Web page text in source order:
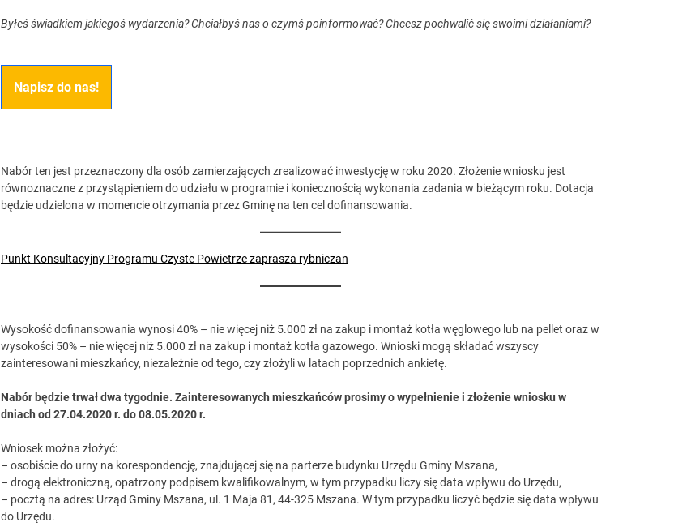
Byłeś świadkiem jakiegoś wydarzenia? Chciałbyś nas o czymś poinformować? Chcesz pochwalić się swoimi działaniami?
Napisz do nas!
Nabór ten jest przeznaczony dla osób zamierzających zrealizować inwestycję w roku 2020. Złożenie wniosku jest
równoznaczne z przystąpieniem do udziału w programie i koniecznością wykonania zadania w bieżącym roku. Dotacja
będzie udzielona w momencie otrzymania przez Gminę na ten cel dofinansowania.
Punkt Konsultacyjny Programu Czyste Powietrze zaprasza rybniczan
Wysokość dofinansowania wynosi 40% – nie więcej niż 5.000 zł na zakup i montaż kotła węglowego lub na pellet oraz w
wysokości 50% – nie więcej niż 5.000 zł na zakup i montaż kotła gazowego. Wnioski mogą składać wszyscy
zainteresowani mieszkańcy, niezależnie od tego, czy złożyli w latach poprzednich ankietę.
Nabór będzie trwał dwa tygodnie. Zainteresowanych mieszkańców prosimy o wypełnienie i złożenie wniosku w
dniach od 27.04.2020 r. do 08.05.2020 r.
Wniosek można złożyć:
– osobiście do urny na korespondencję, znajdującej się na parterze budynku Urzędu Gminy Mszana,
– drogą elektroniczną, opatrzony podpisem kwalifikowalnym, w tym przypadku liczy się data wpływu do Urzędu,
– pocztą na adres: Urząd Gminy Mszana, ul. 1 Maja 81, 44-325 Mszana. W tym przypadku liczyć będzie się data wpływu
do Urzędu.